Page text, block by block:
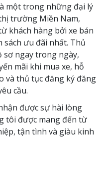
một trong những đại lý
trường Miền Nam,
khách hàng bởi xe bán
sách ưu đãi nhất. Thủ
sơ ngay trong ngày,
mãi khi mua xe, hỗ
và thủ tục đăng ký đăng
cầu.
được sự hài lòng
tôi được mang đến từ
tận tình và giàu kinh